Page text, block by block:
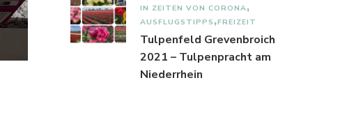
IN ZEITEN VON CORONA
AUSFLUGSTIPPS FREIZEIT
Tulpenfeld Grevenbroich
2021 – Tulpenpracht am
Niederrhein